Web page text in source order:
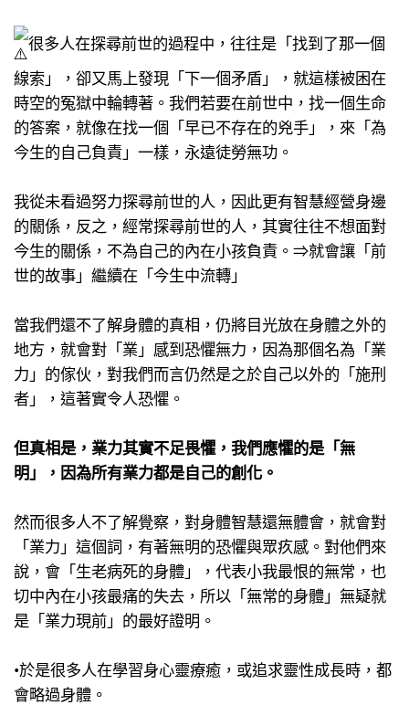
很多人在探尋前世的過程中，​往往是「找到了那一個
線索」，​卻又馬上發現「下一個矛盾」，​就這樣被困在
時空的冤獄中輪轉著。​我們若要在前世中，​找一個生命
的答案，​就像在找一個「早已不存在的兇手」​，來「為
今生的自己負責」一樣，​永遠徒勞無功。​
我從未看過努力探尋前世的人，​因此更有智慧經營身邊
的關係，​反之，經常探尋前世的人，其實往往不想面對
今生的關係，​不為自己的內在小孩負責。​⇒就會讓「前
世的故事」繼續在「今生中流轉」​
當我們還不了解身體的真相，​仍將目光放在身體之外的
地方，​就會對「業」感到恐懼無力，​因為那個名為「業
力」的傢伙，​對我們而言仍然是之於自己以外的「施刑
者」，​這著實令人恐懼。​
但真相是，業力其實不足畏懼，​我們應懼的是「無
明」，​因為所有業力都是自己的創化。​
然而很多人不了解覺察，​對身體智慧還無體會，​就會對
「業力」這個詞，有著無明的恐懼與眾疚感。​對他們來
說，會「生老病死的身體」，代表小我最恨的無常，也
切中內在小孩最痛的失去，所以「無常的身體」無疑就
是「業力現前」的最好證明。​
•於是很多人在學習身心靈療癒，​或追求靈性成長時，都
會略過身體。​